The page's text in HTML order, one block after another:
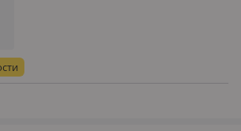
склады по улице космонавтов от 60
до 1000 квадратных метров з…